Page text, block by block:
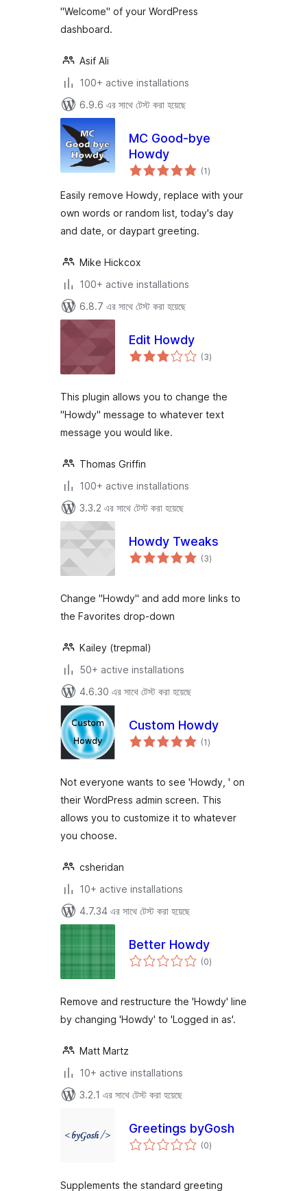
"Welcome" of your WordPress
dashboard.
Asif Ali
100+ active installations
6.9.6 এর সাথে টেস্ট করা হয়েছে
MC Good-bye
Howdy
(1total
ratings
)
Easily remove Howdy, replace with your
own words or random list, today's day
and date, or daypart greeting.
Mike Hickcox
100+ active installations
6.8.7 এর সাথে টেস্ট করা হয়েছে
Edit Howdy
(3total
ratings
)
This plugin allows you to change the
"Howdy" message to whatever text
message you would like.
Thomas Griffin
100+ active installations
3.3.2 এর সাথে টেস্ট করা হয়েছে
Howdy Tweaks
(3total
ratings
)
Change "Howdy" and add more links to
the Favorites drop-down
Kailey (trepmal)
50+ active installations
4.6.30 এর সাথে টেস্ট করা হয়েছে
Custom Howdy
(1total
ratings
)
Not everyone wants to see 'Howdy, ' on
their WordPress admin screen. This
allows you to customize it to whatever
you choose.
csheridan
10+ active installations
4.7.34 এর সাথে টেস্ট করা হয়েছে
Better Howdy
(0total
ratings
)
Remove and restructure the 'Howdy' line
by changing 'Howdy' to 'Logged in as'.
Matt Martz
10+ active installations
3.2.1 এর সাথে টেস্ট করা হয়েছে
Greetings byGosh
(0total
ratings
)
Supplements the standard greeting